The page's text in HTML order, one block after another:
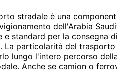
stradale è una
dell'Arabia
e standard per la consegna
La particolarità del
lungo l'intero percorso
Anche se camion o